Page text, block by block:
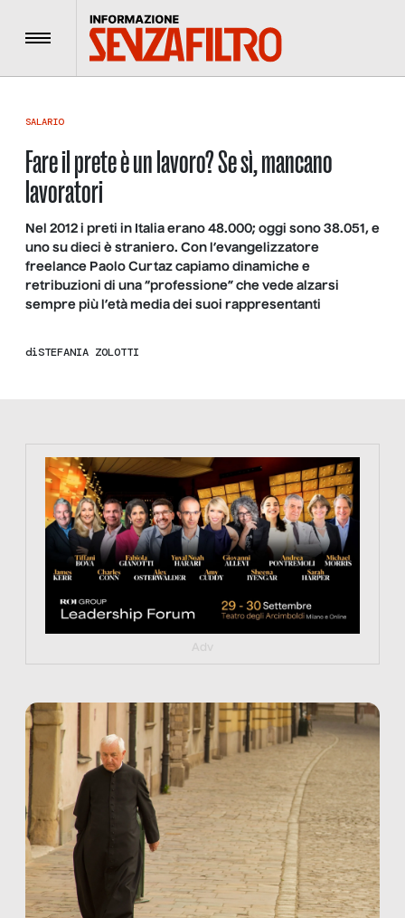
Menu
SALARIO
Fare il prete è un lavoro? Se sì, mancano
lavoratori
Nel 2012 i preti in Italia erano 48.000; oggi sono 38.051, e
uno su dieci è straniero. Con l’evangelizzatore
freelance Paolo Curtaz capiamo dinamiche e
retribuzioni di una “professione” che vede alzarsi
sempre più l’età media dei suoi rappresentanti
diSTEFANIA ZOLOTTI
https://tinyurl.com/363fvfm9
Adv